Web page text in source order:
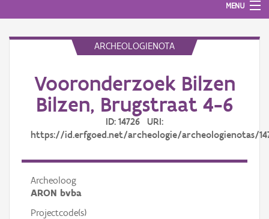
MENU
Aanmelden
ARCHEOLOGIENOTA
Vooronderzoek Bilzen
Bilzen, Brugstraat 4-6
ID: 14726 URI:
https://id.erfgoed.net/archeologie/archeologienotas/
Archeoloog
ARON bvba
Projectcode(s)